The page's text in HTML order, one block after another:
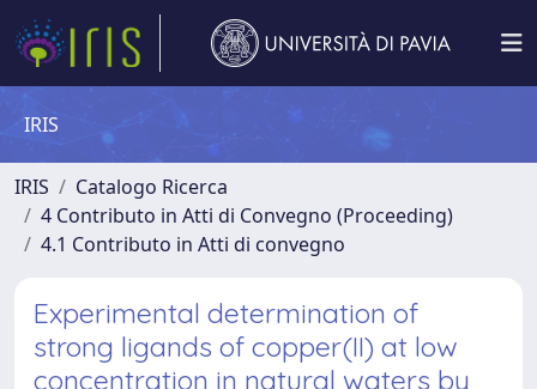
IRIS
IRIS
Catalogo Ricerca
4 Contributo in Atti di Convegno (Proceeding)
4.1 Contributo in Atti di convegno
Experimental determination of
strong ligands of copper(II) at low
concentration in natural waters by